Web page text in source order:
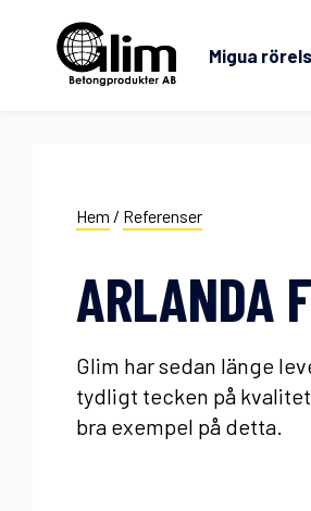
Migua
Hem / Referenser
ARLANDA
Glim har sedan länge
tydligt tecken på
bra exempel på detta.